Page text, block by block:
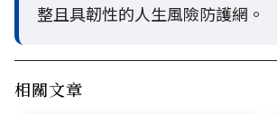
整且具韌性的人生風險防護網。
相關文章